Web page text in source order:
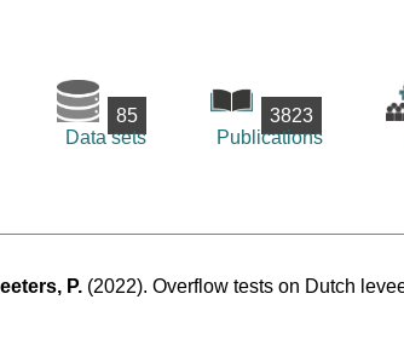
85
Data sets
3823
Publications
P. (2022). Overflow tests on Dutch